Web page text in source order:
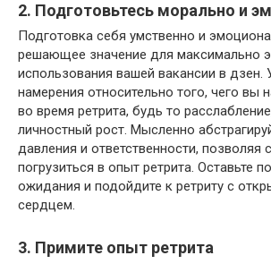
2. Подготовьтесь морально и
Подготовка себя умственно и
решающее значение для максимально
использования вашей вакансии в дзен.
намерения относительно того, чего вы
во время ретрита, будь то
личностный рост. Мысленно
давления и ответственности, позволяя
погрузиться в опыт ретрита. Оставьте
ожидания и подойдите к ретриту с
сердцем.
3. Примите опыт ретрита